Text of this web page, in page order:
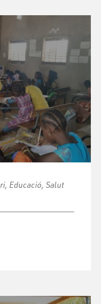
Educació, Salut